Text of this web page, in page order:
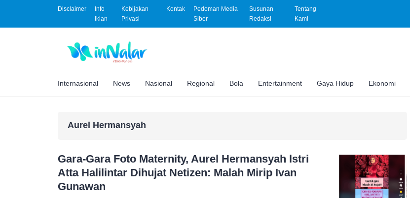
Disclaimer
Info
Iklan
Kebijakan
Privasi
Kontak
Pedoman Media
Siber
Susunan
Redaksi
Tentang
Kami
Internasional News Nasional Regional Bola Entertainment Gaya Hidup Ekonomi
Aurel Hermansyah
Gara-Gara Foto Maternity, Aurel Hermansyah lstri
Atta Halilintar Dihujat Netizen: Malah Mirip Ivan
Gunawan